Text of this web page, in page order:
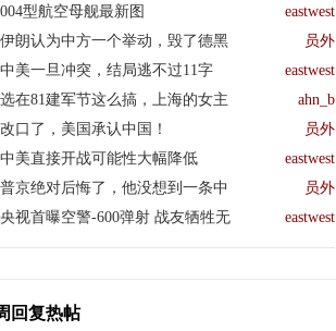
004型航空母舰最新图 eastwest
伊朗认为中方一个举动，毁了德黑 员外
中美一旦冲突，结局逃不过11字 eastwest
选在81建军节这么搞，上海的女主 ahn_b
改口了，美国承认中国！ 员外
中美直接开战可能性大幅降低 eastwest
普京绝对后悔了，他没想到一条中 员外
央视首曝空警-600弹射 战友牺牲无 eastwest
回复热帖